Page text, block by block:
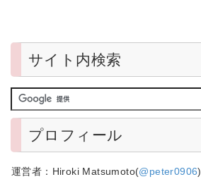
サイト内検索
プロフィール
運営者：Hiroki Matsumoto(@peter0906)